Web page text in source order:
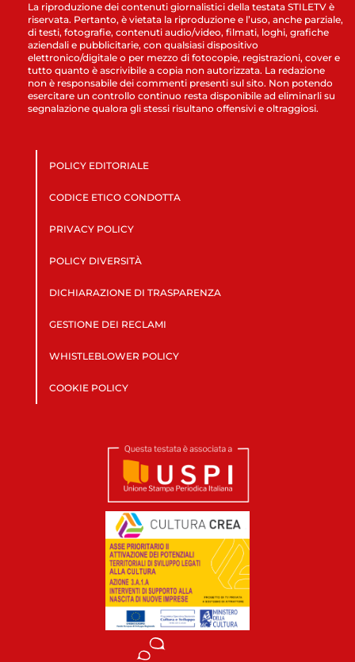
La riproduzione dei contenuti giornalistici della testata STILETV è
riservata. Pertanto, è vietata la riproduzione e l’uso, anche parziale,
di testi, fotografie, contenuti audio/video, filmati, loghi, grafiche
aziendali e pubblicitarie, con qualsiasi dispositivo
elettronico/digitale o per mezzo di fotocopie, registrazioni, cover e
tutto quanto è ascrivibile a copia non autorizzata. La redazione
non è responsabile dei commenti presenti sul sito. Non potendo
esercitare un controllo continuo resta disponibile ad eliminarli su
segnalazione qualora gli stessi risultano offensivi e oltraggiosi.
POLICY EDITORIALE
CODICE ETICO CONDOTTA
PRIVACY POLICY
POLICY DIVERSITÀ
DICHIARAZIONE DI TRASPARENZA
GESTIONE DEI RECLAMI
WHISTLEBLOWER POLICY
COOKIE POLICY